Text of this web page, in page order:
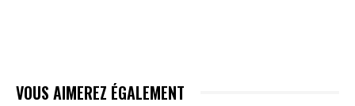
VOUS AIMEREZ ÉGALEMENT